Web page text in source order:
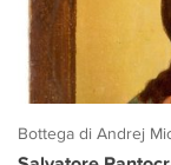
Bottega di Andrej